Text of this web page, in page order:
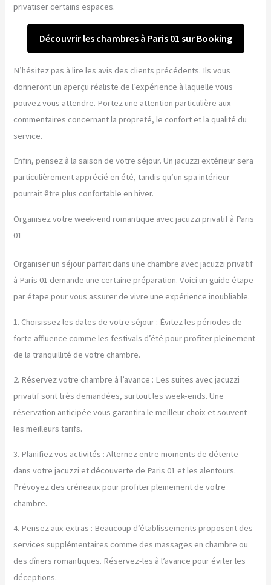
privatiser certains espaces.
Découvrir les chambres à Paris 01 sur Booking
N’hésitez pas à lire les avis des clients précédents. Ils vous
donneront un aperçu réaliste de l’expérience à laquelle vous
pouvez vous attendre. Portez une attention particulière aux
commentaires concernant la propreté, le confort et la qualité du
service.
Enfin, pensez à la saison de votre séjour. Un jacuzzi extérieur sera
particulièrement apprécié en été, tandis qu’un spa intérieur
pourrait être plus confortable en hiver.
Organisez votre week-end romantique avec jacuzzi privatif à Paris
01
Organiser un séjour parfait dans une chambre avec jacuzzi privatif
à Paris 01 demande une certaine préparation. Voici un guide étape
par étape pour vous assurer de vivre une expérience inoubliable.
1. Choisissez les dates de votre séjour : Évitez les périodes de
forte affluence comme les festivals d’été pour profiter pleinement
de la tranquillité de votre chambre.
2. Réservez votre chambre à l’avance : Les suites avec jacuzzi
privatif sont très demandées, surtout les week-ends. Une
réservation anticipée vous garantira le meilleur choix et souvent
les meilleurs tarifs.
3. Planifiez vos activités : Alternez entre moments de détente
dans votre jacuzzi et découverte de Paris 01 et les alentours.
Prévoyez des créneaux pour profiter pleinement de votre
chambre.
4. Pensez aux extras : Beaucoup d’établissements proposent des
services supplémentaires comme des massages en chambre ou
des dîners romantiques. Réservez-les à l’avance pour éviter les
déceptions.